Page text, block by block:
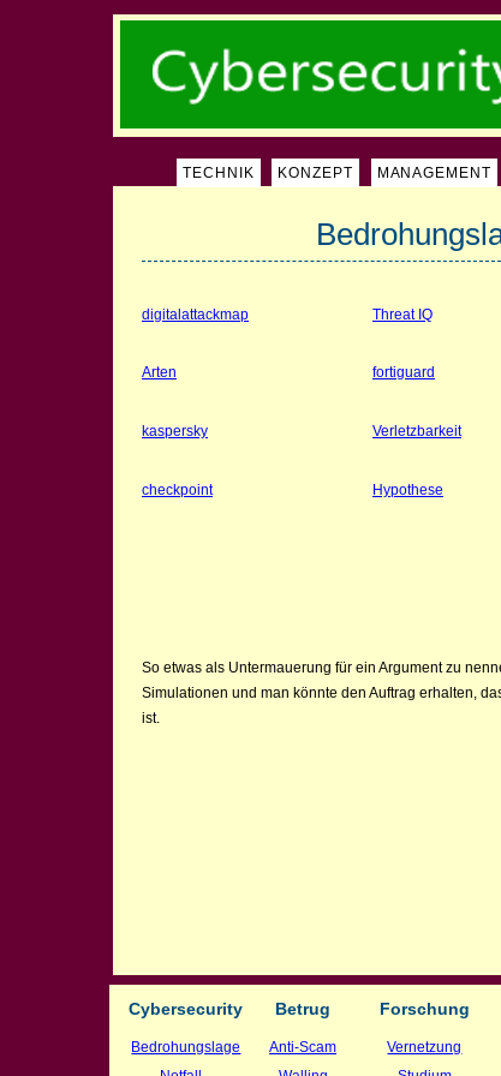
TECHNIK KONZEPT MANAGEMENT
digitalattackmap Threat IQ
Arten fortiguard
kaspersky Verletzbarkeit
checkpoint Hypothese
So etwas als Untermauerung für ein Argument zu
Simulationen und man könnte den Auftrag erhalten,
ist.
Cybersecurity
Bedrohungslage
Betrug
Anti-Scam
Forschung
Vernetzung